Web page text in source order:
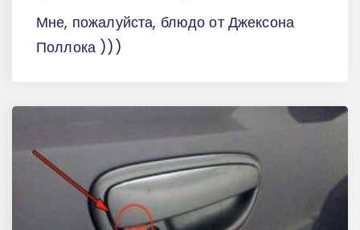
Мне, пожалуйста, блюдо от Джексона
Поллока )))